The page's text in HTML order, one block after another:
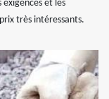
et les
très intéressants.